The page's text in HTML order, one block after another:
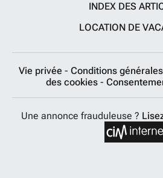
INDEX DES
LOCATION DE
Vie privée - Conditions générales
des cookies -
Une annonce frauduleuse ?